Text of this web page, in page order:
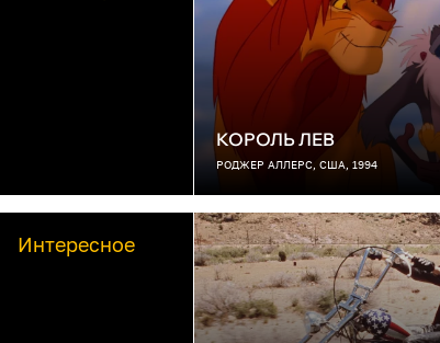
КОРОЛЬ ЛЕВ
РОДЖЕР АЛЛЕРС, США, 1994
Интересное